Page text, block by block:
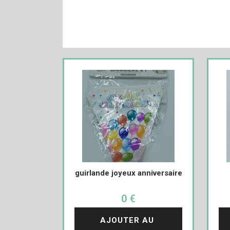
guirlande joyeux anniversaire
0 €
AJOUTER AU